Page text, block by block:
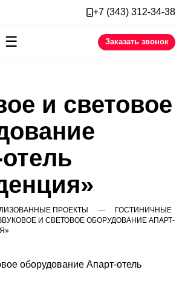
+7 (343) 312-34-38
☰ Заказать звонок
и световое
ПРОЕКТЫ
ГОСТИНИЧНЫЕ
И СВЕТОВОЕ ОБОРУДОВАНИЕ АПАРТ-